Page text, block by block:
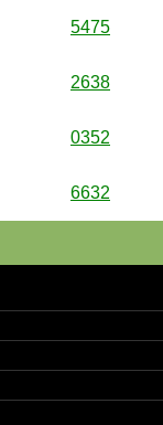
5475
2638
0352
6632